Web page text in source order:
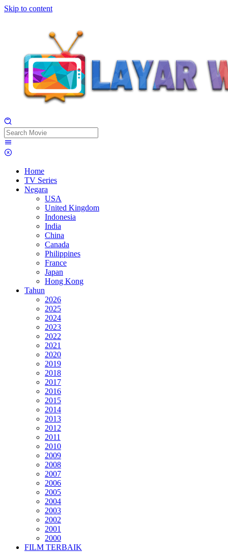
Skip to content
Home
TV Series
Negara
USA
United Kingdom
Indonesia
India
China
Canada
Philippines
France
Japan
Hong Kong
Tahun
2026
2025
2024
2023
2022
2021
2020
2019
2018
2017
2016
2015
2014
2013
2012
2011
2010
2009
2008
2007
2006
2005
2004
2003
2002
2001
2000
FILM TERBAIK